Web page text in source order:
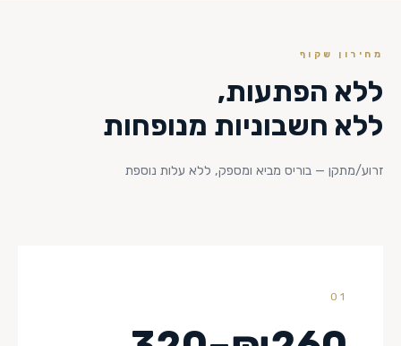
מחירון שקוף
ללא הפתעות,
ללא חשבוניות מנופחות
זרוע/מתקן — בוריס מביא ומספק, ללא עלות נוספת
01